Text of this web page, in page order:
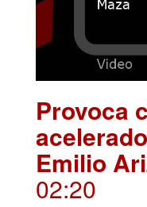
Provoca
Emilio
02:20